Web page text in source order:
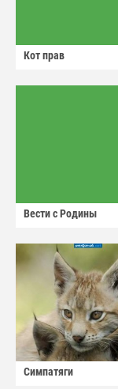
Кот прав
Вести с Родины
Симпатяги